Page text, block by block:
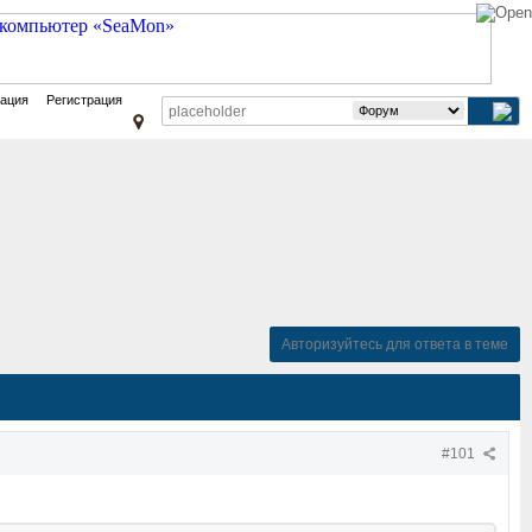
Регистрация
Авторизуйтесь для ответа в теме
#101